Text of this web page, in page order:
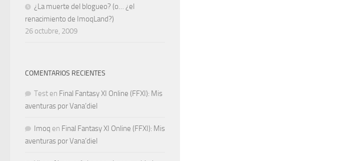
¿La muerte del blogueo? (o… ¿el
renacimiento de ImoqLand?)
26 octubre, 2009
COMENTARIOS RECIENTES
Test en Final Fantasy XI Online (FFXI): Mis
aventuras por Vana’diel
Imoq en Final Fantasy XI Online (FFXI): Mis
aventuras por Vana’diel